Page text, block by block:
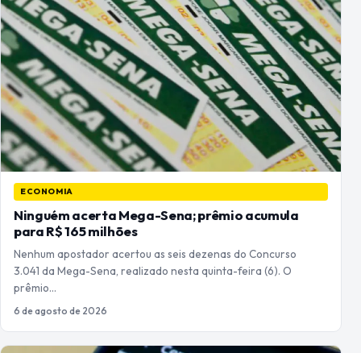
ECONOMIA
Ninguém acerta Mega-Sena; prêmio acumula
para R$ 165 milhões
Nenhum apostador acertou as seis dezenas do Concurso
3.041 da Mega-Sena, realizado nesta quinta-feira (6). O
prêmio…
6 de agosto de 2026